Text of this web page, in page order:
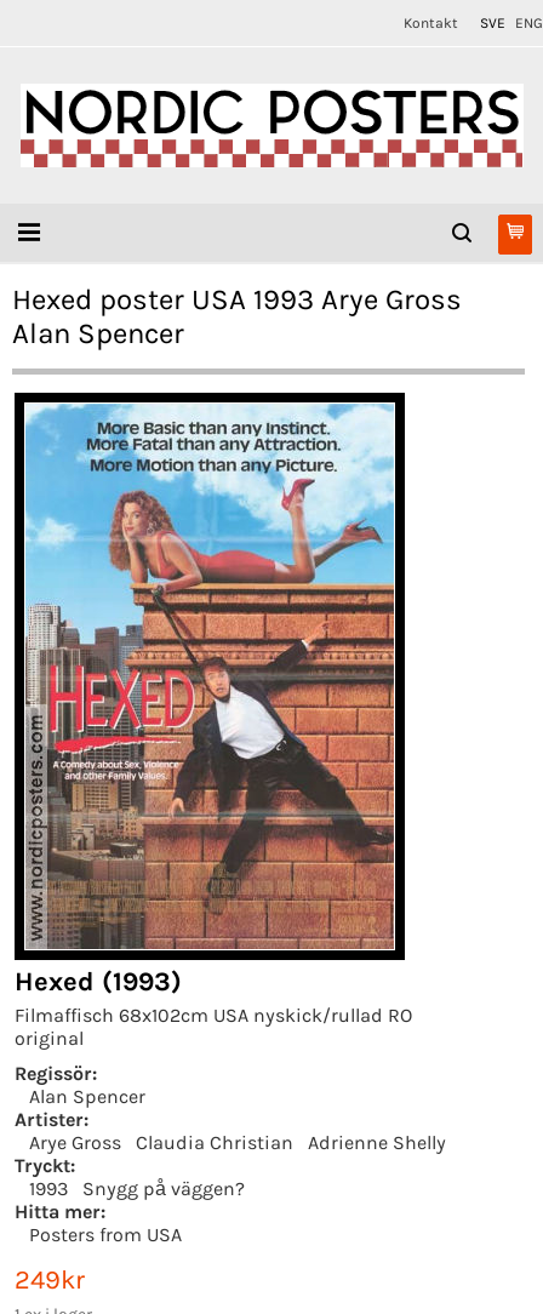
Kontakt SVE ENG
Hexed poster USA 1993 Arye Gross
Alan Spencer
Hexed (1993)
Filmaffisch 68x102cm USA nyskick/rullad RO
original
Regissör:
Alan Spencer
Artister:
Arye Gross
Claudia Christian
Adrienne Shelly
Tryckt:
1993
Snygg på väggen?
Hitta mer:
Posters from USA
249kr